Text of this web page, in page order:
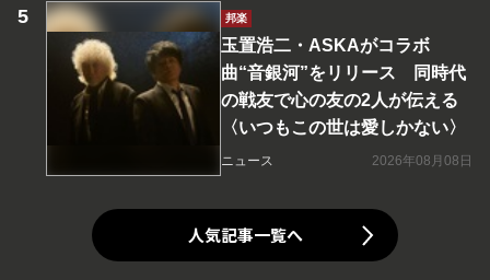
邦楽
玉置浩二・ASKAがコラボ
曲“音銀河”をリリース 同時代
の戦友で心の友の2人が伝える
〈いつもこの世は愛しかない〉
ニュース 2026年08月08日
人気記事一覧へ